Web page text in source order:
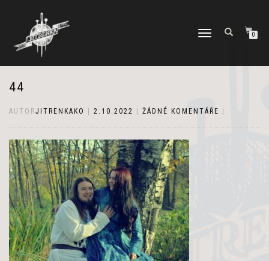
PŘEPNOUT
0
44
AUTORJITRENKAKO 2.10.2022 ŽÁDNÉ KOMENTÁŘE